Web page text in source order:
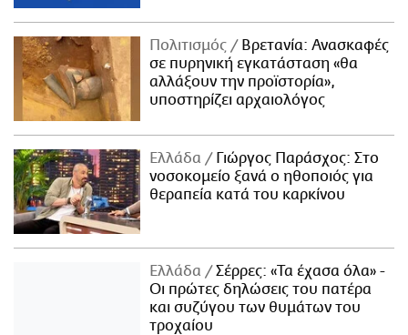
Πολιτισμός
Βρετανία: Ανασκαφές
σε πυρηνική εγκατάσταση «θα
αλλάξουν την προϊστορία»,
υποστηρίζει αρχαιολόγος
Ελλάδα
Γιώργος Παράσχος: Στο
νοσοκομείο ξανά ο ηθοποιός για
θεραπεία κατά του καρκίνου
Ελλάδα
Σέρρες: «Τα έχασα όλα» -
Οι πρώτες δηλώσεις του πατέρα
και συζύγου των θυμάτων του
τροχαίου